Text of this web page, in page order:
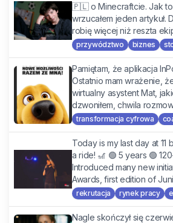
🇵🇱 o Minecraftcie. Jak to
wrzucałem jeden
robię więcej niż reszta
przywództwo biznes
Pamiętam, że aplikacja
Ostatnio mam wrażenie,
wirtualny asystent Mat,
dzwoniłem, chwila
transformacja cyfrowa
Today is my last day at 11
a ride! 🎢 🟢 5 years 🟢
Introduced many new
Awards, first edition of
rekrutacja rynek pracy
Nagle skończył się